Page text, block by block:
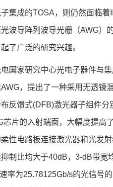
集成的TOSA，则仍然面临
波导阵列波导光栅（AWG）
了广泛的研究兴趣。
国家研究中心光电子器件与
，提出了一种采用无透镜
反馈式(DFB)激光器子组件
芯片的入射端面，大幅度提高
性电路板连接激光器和光发
制比均大于40dB，3-dB带宽
率为25.78125Gb/s的光信号